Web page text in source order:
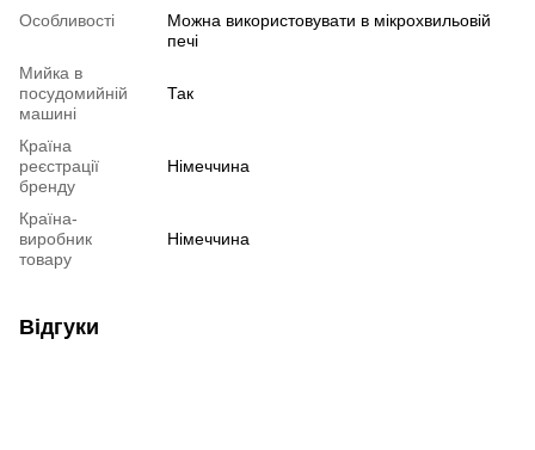
Особливості
Можна використовувати в мікрохвильовій
печі
Мийка в
посудомийній
машині
Так
Країна
реєстрації
бренду
Німеччина
Країна-
виробник
товару
Німеччина
Відгуки